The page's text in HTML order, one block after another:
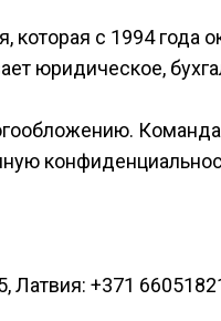
с 1994 года
юридическое,
Латвия: +371